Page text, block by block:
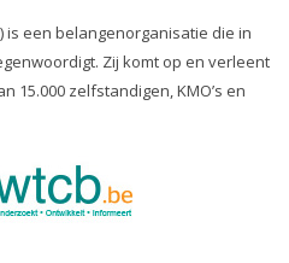
is een belangenorganisatie die in
Zij komt op en verleent
15.000 zelfstandigen, KMO’s en